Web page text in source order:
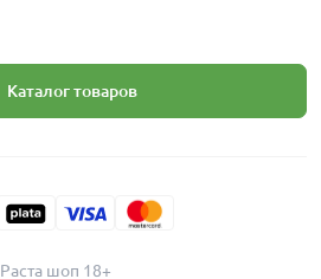
Каталог товаров
Раста шоп 18+